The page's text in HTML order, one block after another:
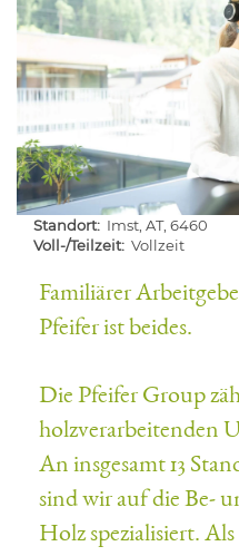
Standort: Imst, AT, 6460
Voll-/Teilzeit: Vollzeit
Familiärer
Pfeifer ist beides.
Die Pfeifer Group
holzverarbeitenden
An insgesamt 13
sind wir auf die Be-
Holz spezialisiert.